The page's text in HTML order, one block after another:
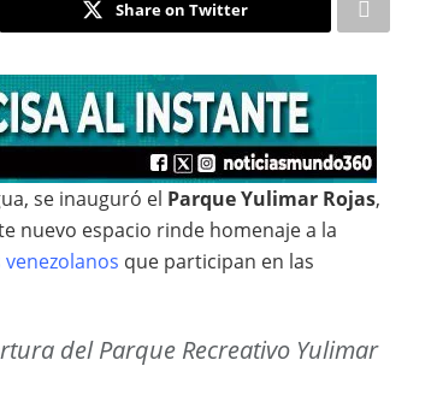
Share on Twitter
se inauguró el Parque Yulimar Rojas,
nuevo espacio rinde homenaje a la
que participan en las
del Parque Recreativo Yulimar